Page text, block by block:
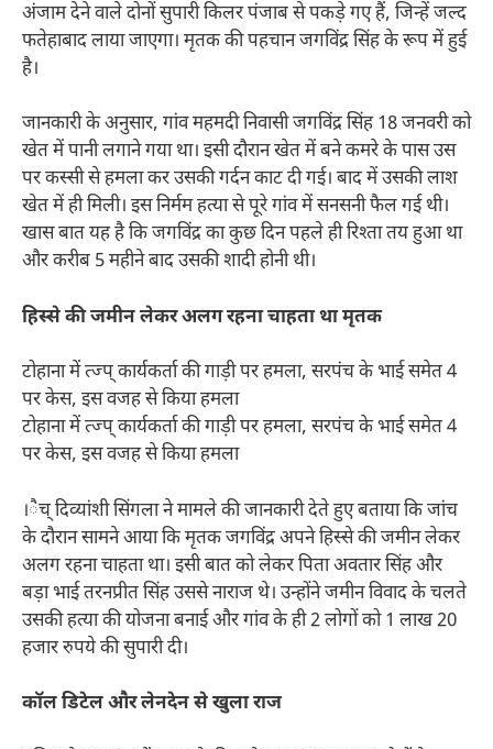
अंजाम देने वाले दोनों सुपारी किलर पंजाब से पकड़े गए हैं, जिन्हें जल्द
फतेहाबाद लाया जाएगा। मृतक की पहचान जगविंद्र सिंह के रूप में हुई
है।
जानकारी के अनुसार, गांव महमदी निवासी जगविंद्र सिंह 18 जनवरी को
खेत में पानी लगाने गया था। इसी दौरान खेत में बने कमरे के पास उस
पर कस्सी से हमला कर उसकी गर्दन काट दी गई। बाद में उसकी लाश
खेत में ही मिली। इस निर्मम हत्या से पूरे गांव में सनसनी फैल गई थी।
खास बात यह है कि जगविंद्र का कुछ दिन पहले ही रिश्ता तय हुआ था
और करीब 5 महीने बाद उसकी शादी होनी थी।
हिस्से की जमीन लेकर अलग रहना चाहता था मृतक
टोहाना में त्ज्प् कार्यकर्ता की गाड़ी पर हमला, सरपंच के भाई समेत 4
पर केस, इस वजह से किया हमला
टोहाना में त्ज्प् कार्यकर्ता की गाड़ी पर हमला, सरपंच के भाई समेत 4
पर केस, इस वजह से किया हमला
।ैच् दिव्यांशी सिंगला ने मामले की जानकारी देते हुए बताया कि जांच
के दौरान सामने आया कि मृतक जगविंद्र अपने हिस्से की जमीन लेकर
अलग रहना चाहता था। इसी बात को लेकर पिता अवतार सिंह और
बड़ा भाई तरनप्रीत सिंह उससे नाराज थे। उन्होंने जमीन विवाद के चलते
उसकी हत्या की योजना बनाई और गांव के ही 2 लोगों को 1 लाख 20
हजार रुपये की सुपारी दी।
कॉल डिटेल और लेनदेन से खुला राज